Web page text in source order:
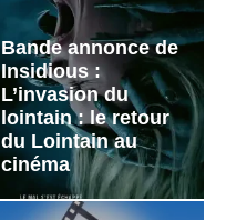
Bande annonce de
Insidious :
L’invasion du
lointain : le retour
du Lointain au
cinéma